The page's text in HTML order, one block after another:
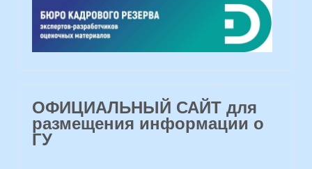
ОФИЦИАЛЬНЫЙ САЙТ для
размещения информации о
ГУ